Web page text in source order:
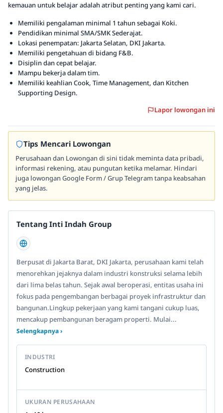
kemauan untuk belajar adalah atribut penting yang kami cari.
Memiliki pengalaman minimal 1 tahun sebagai Koki.
Pendidikan minimal SMA/SMK Sederajat.
Lokasi penempatan: Jakarta Selatan, DKI Jakarta.
Memiliki pengetahuan di bidang F&B.
Disiplin dan cepat belajar.
Mampu bekerja dalam tim.
Memiliki keahlian Cook, Time Management, dan Kitchen
Supporting Design.
Lapor lowongan ini
Tips Mencari Lowongan
Perusahaan dan Lowongan di sini tidak meminta data pribadi,
informasi rekening, atau pungutan ketika melamar. Hindari
juga lowongan Google Form / Grup Telegram tanpa keabsahan
yang jelas.
Tentang Inti Indah Group
Berpusat di Jakarta Barat, DKI Jakarta, perusahaan kami telah
menorehkan jejaknya dalam industri konstruksi selama lebih
dari lima belas tahun. Sejak awal beroperasi, entitas usaha ini
fokus pada pengembangan berbagai proyek infrastruktur dan
bangunan.Lingkup pekerjaan yang kami tangani cukup luas,
mencakup pembangunan beragam properti. Mulai...
Selengkapnya ›
INDUSTRI
Construction
UKURAN PERUSAHAAN